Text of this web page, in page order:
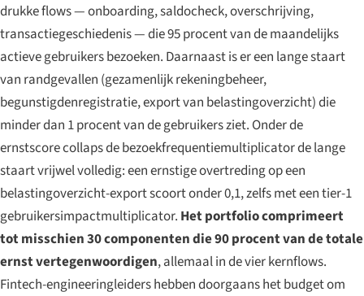
drukke flows — onboarding, saldocheck, overschrijving,
transactiegeschiedenis — die 95 procent van de maandelijks
actieve gebruikers bezoeken. Daarnaast is er een lange staart
van randgevallen (gezamenlijk rekeningbeheer,
begunstigdenregistratie, export van belastingoverzicht) die
minder dan 1 procent van de gebruikers ziet. Onder de
ernstscore collaps de bezoekfrequentiemultiplicator de lange
staart vrijwel volledig: een ernstige overtreding op een
belastingoverzicht-export scoort onder 0,1, zelfs met een tier-1
gebruikersimpactmultiplicator. Het portfolio comprimeert
tot misschien 30 componenten die 90 procent van de totale
ernst vertegenwoordigen, allemaal in de vier kernflows.
Fintech-engineeringleiders hebben doorgaans het budget om